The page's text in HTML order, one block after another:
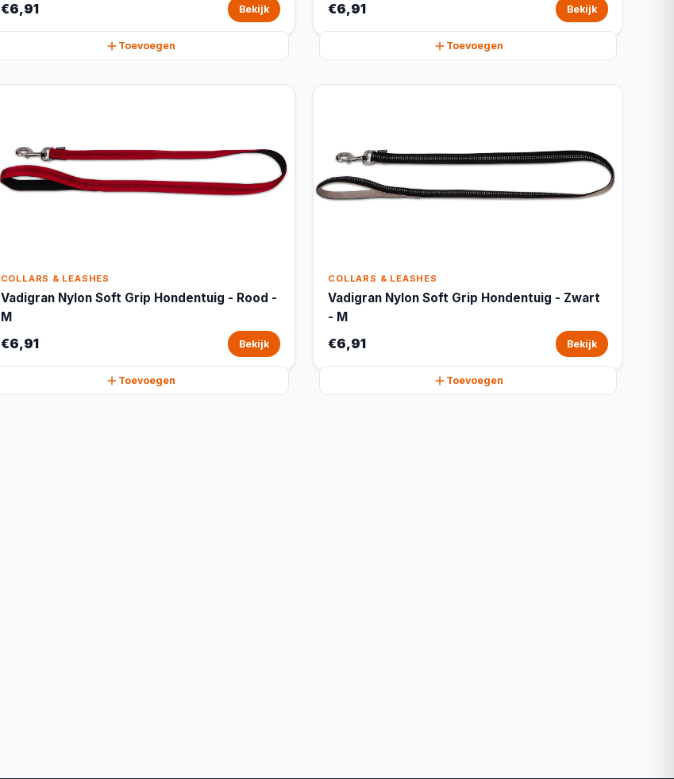
€6,91 Bekijk
Toevoegen
€6,91 Bekijk
Toevoegen
COLLARS & LEASHES
Vadigran Nylon Soft Grip Hondentuig - Rood -
M
€6,91 Bekijk
Toevoegen
COLLARS & LEASHES
Vadigran Nylon Soft Grip Hondentuig - Zwart
- M
€6,91 Bekijk
Toevoegen